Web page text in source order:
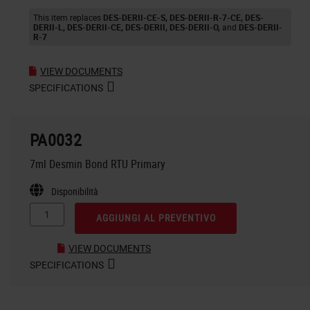
This item replaces DES-DERII-CE-S DES-DERII-R-7-CE DES-
DERII-L
DES-DERII-CE DES-DERII DES-DERII-O
DES-DERII-
R-7
VIEW DOCUMENTS
SPECIFICATIONS
PA0032
7ml Desmin Bond RTU Primary
Disponibilità
AGGIUNGI AL PREVENTIVO
VIEW DOCUMENTS
SPECIFICATIONS